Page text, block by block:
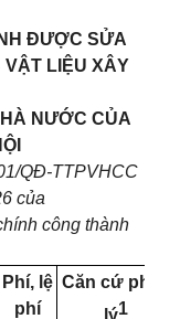
ĐƯỢC SỬA
VẬT LIỆU XÂY
NƯỚC CỦA
QĐ-TTPVHCC
của
công thành
Phí, lệ
phí
Căn cứ pháp
1